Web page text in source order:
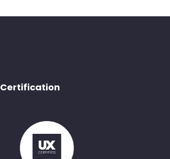
Certification